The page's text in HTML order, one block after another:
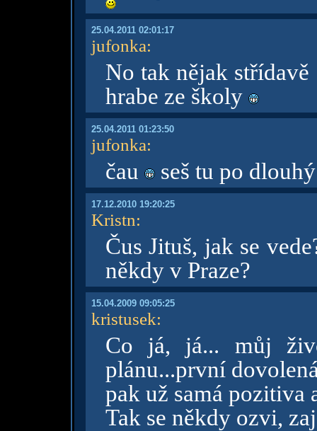
25.04.2011 02:01:17
jufonka:
No tak nějak
hrabe ze školy
25.04.2011 01:23:50
jufonka:
čau seš tu po
17.12.2010 19:20:25
Kristn:
Čus Jituš, jak se
někdy v Praze?
15.04.2009 09:05:25
kristusek:
Co já, já... můj
plánu...první
pak už samá pozitiva
Tak se někdy ozvi,